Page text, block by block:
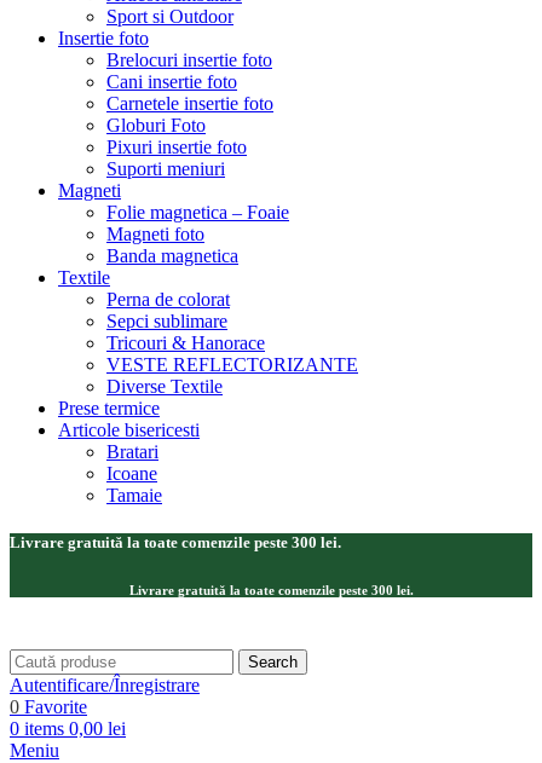
Sport si Outdoor
Insertie foto
Brelocuri insertie foto
Cani insertie foto
Carnetele insertie foto
Globuri Foto
Pixuri insertie foto
Suporti meniuri
Magneti
Folie magnetica – Foaie
Magneti foto
Banda magnetica
Textile
Perna de colorat
Sepci sublimare
Tricouri & Hanorace
VESTE REFLECTORIZANTE
Diverse Textile
Prese termice
Articole bisericesti
Bratari
Icoane
Tamaie
Livrare gratuită la toate comenzile peste 300 lei.
Livrare gratuită la toate comenzile peste 300 lei.
Search
Autentificare/Înregistrare
0 Favorite
0 items 0,00 lei
Meniu